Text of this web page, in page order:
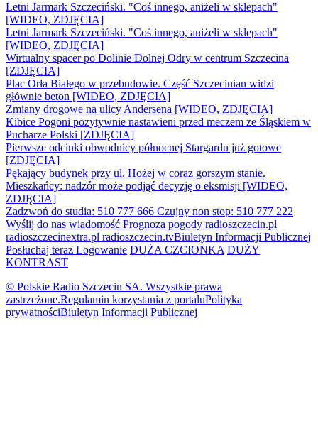
Letni Jarmark Szczeciński. "Coś innego, aniżeli w sklepach"
[WIDEO, ZDJĘCIA]
Letni Jarmark Szczeciński. "Coś innego, aniżeli w sklepach"
[WIDEO, ZDJĘCIA]
Wirtualny spacer po Dolinie Dolnej Odry w centrum Szczecina
[ZDJĘCIA]
Plac Orła Białego w przebudowie. Część Szczecinian widzi
głównie beton [WIDEO, ZDJĘCIA]
Zmiany drogowe na ulicy Andersena [WIDEO, ZDJĘCIA]
Kibice Pogoni pozytywnie nastawieni przed meczem ze Śląskiem w
Pucharze Polski [ZDJĘCIA]
Pierwsze odcinki obwodnicy północnej Stargardu już gotowe
[ZDJĘCIA]
Pękający budynek przy ul. Hożej w coraz gorszym stanie.
Mieszkańcy: nadzór może podjąć decyzję o eksmisji [WIDEO,
ZDJĘCIA]
Zadzwoń do studia: 510 777 666 Czujny non stop: 510 777 222
Wyślij do nas wiadomość Prognoza pogody radioszczecin.pl
radioszczecinextra.pl radioszczecin.tvBiuletyn Informacji Publicznej
Posłuchaj teraz Logowanie DUŻA CZCIONKA DUŻY
KONTRAST
© Polskie Radio Szczecin SA. Wszystkie prawa
zastrzeżone.Regulamin korzystania z portaluPolityka
prywatnościBiuletyn Informacji Publicznej